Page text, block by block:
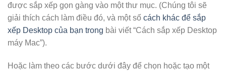
được sắp xếp gọn gàng vào một thư mục. (Chúng tôi sẽ
giải thích cách làm điều đó, và một số cách khác để sắp
xếp Desktop của bạn trong bài viết “Cách sắp xếp Desktop
máy Mac”).
Hoặc làm theo các bước dưới đây để chọn hoặc tạo một